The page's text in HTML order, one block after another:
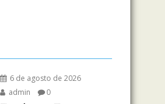
6 de agosto de 2026
admin
0